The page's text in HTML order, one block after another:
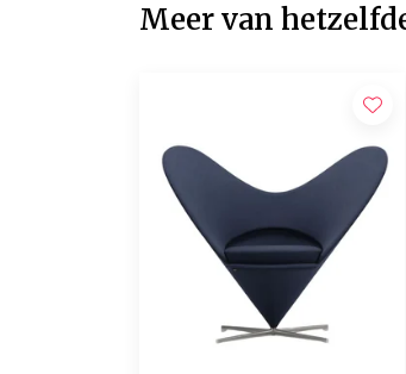
Meer van